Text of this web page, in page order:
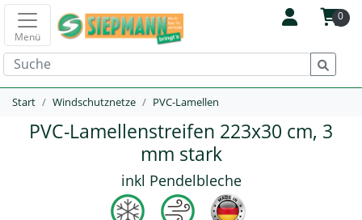
0
Menü
Start Windschutznetze PVC-Lamellen
PVC-Lamellenstreifen 223x30 cm, 3
mm stark
inkl Pendelbleche